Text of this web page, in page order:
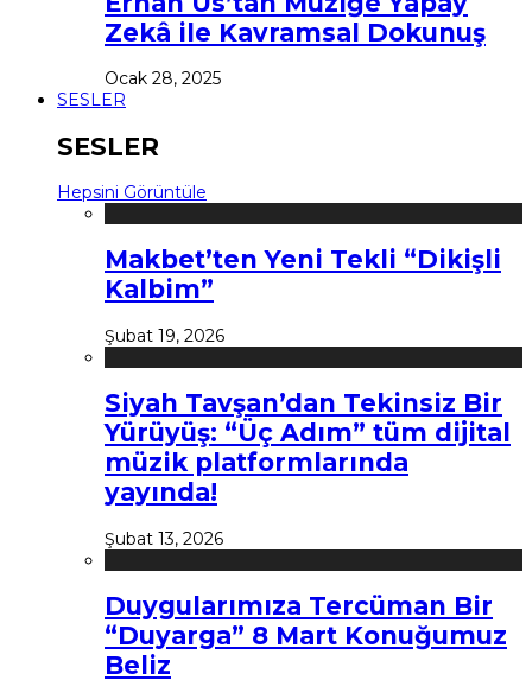
Zekâ ile Kavramsal Dokunuş
Ocak 28, 2025
SESLER
SESLER
Hepsini Görüntüle
Makbet’ten Yeni Tekli “Dikişli
Kalbim”
Şubat 19, 2026
Siyah Tavşan’dan Tekinsiz Bir
Yürüyüş: “Üç Adım” tüm dijital
müzik platformlarında
yayında!
Şubat 13, 2026
Duygularımıza Tercüman Bir
“Duyarga” 8 Mart Konuğumuz
Beliz